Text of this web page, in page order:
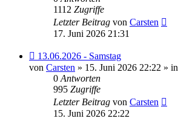
1112 Zugriffe
Letzter Beitrag von Carsten
17. Juni 2026 21:31
Neuer
Beitrag
13.06.2026 - Samstag
von Carsten » 15. Juni 2026 22:22 » in
0 Antworten
995 Zugriffe
Letzter Beitrag von Carsten
15. Juni 2026 22:22